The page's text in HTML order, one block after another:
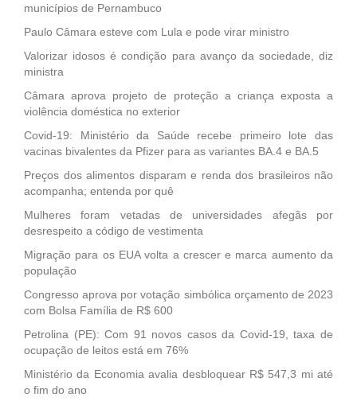
municípios de Pernambuco
Paulo Câmara esteve com Lula e pode virar ministro
Valorizar idosos é condição para avanço da sociedade, diz
ministra
Câmara aprova projeto de proteção a criança exposta a
violência doméstica no exterior
Covid-19: Ministério da Saúde recebe primeiro lote das
vacinas bivalentes da Pfizer para as variantes BA.4 e BA.5
Preços dos alimentos disparam e renda dos brasileiros não
acompanha; entenda por quê
Mulheres foram vetadas de universidades afegãs por
desrespeito a código de vestimenta
Migração para os EUA volta a crescer e marca aumento da
população
Congresso aprova por votação simbólica orçamento de 2023
com Bolsa Família de R$ 600
Petrolina (PE): Com 91 novos casos da Covid-19, taxa de
ocupação de leitos está em 76%
Ministério da Economia avalia desbloquear R$ 547,3 mi até
o fim do ano